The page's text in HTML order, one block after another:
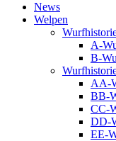
News
Welpen
A-
B-
AA-
BB-
CC-
DD-
EE-